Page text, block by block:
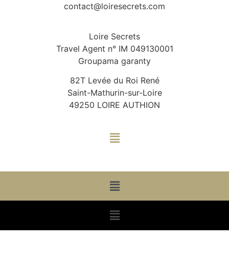
contact@loiresecrets.com
Loire Secrets
Travel Agent n° IM 049130001
Groupama garanty
82T Levée du Roi René
Saint-Mathurin-sur-Loire
49250 LOIRE AUTHION